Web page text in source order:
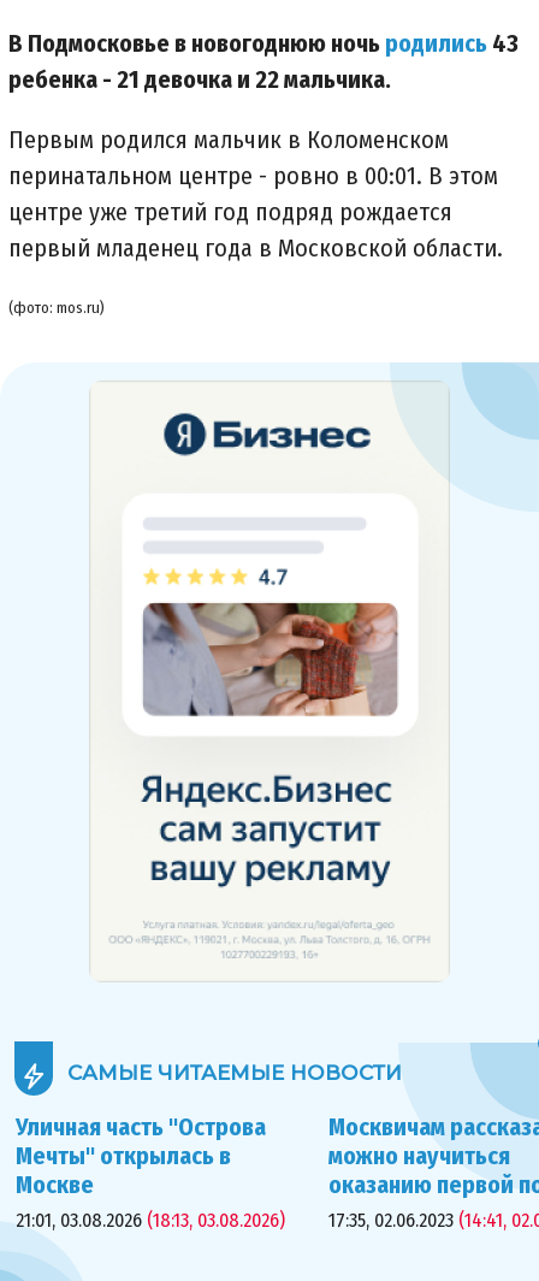
В Подмосковье в новогоднюю ночь родились 43
ребенка - 21 девочка и 22 мальчика.
Первым родился мальчик в Коломенском
перинатальном центре - ровно в 00:01. В этом
центре уже третий год подряд рождается
первый младенец года в Московской области.
(фото: mos.ru)
САМЫЕ ЧИТАЕМЫЕ НОВОСТИ
Уличная часть "Острова
Мечты" открылась в
Москве
21:01, 03.08.2026 (18:13, 03.08.2026)
Москвичам
можно научиться
оказанию первой
17:35, 02.06.2023 (14:41,